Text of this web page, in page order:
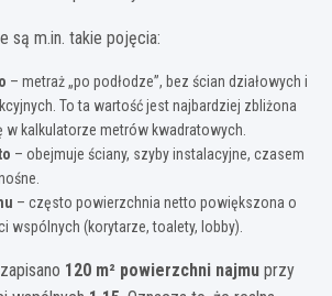
są m.in. takie pojęcia:
– metraż „po podłodze”, bez ścian działowych i
To ta wartość jest najbardziej zbliżona
w kalkulatorze metrów kwadratowych.
– obejmuje ściany, szyby instalacyjne, czasem
– często powierzchnia netto powiększona o
wspólnych (korytarze, toalety, lobby).
120 m² powierzchni najmu przy